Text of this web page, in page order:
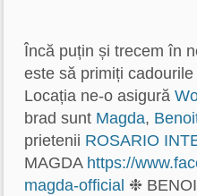
Încă puțin și trecem în
este să primiți
Locația ne-o asigură
brad sunt Magda,
prietenii ROSARIO
MAGDA https://
magda-official ❉